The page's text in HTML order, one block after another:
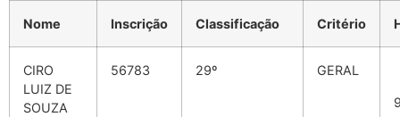
Nome Inscrição Classificação Critério
CIRO
LUIZ DE
SOUZA
56783 29º GERAL